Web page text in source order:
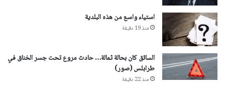
استياء واسع من هذه البلدية
منذ 19 دقيقة
السائق كان بحالة ثمالة… حادث مروع تحت جسر الخناق في
طرابلس (صور)
منذ 22 دقيقة